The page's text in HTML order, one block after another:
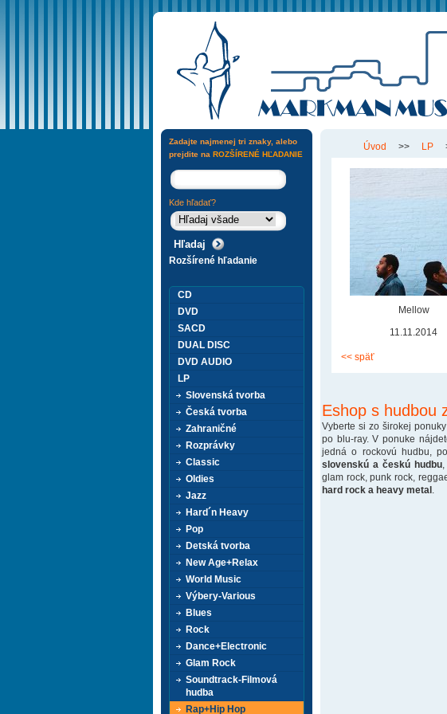
Úvod >> LP
Mellow
11.11.2014
<< späť
Eshop s hudbou
Vyberte si zo širokej
po blu-ray. V ponuke
jedná o rockovú hudbu,
slovenskú a českú hudbu
glam rock, punk rock,
hard rock a heavy metal
Zadajte najmenej tri znaky, alebo
prejdite na ROZŠÍRENÉ HĽADANIE
Kde hľadať?
Rozšírené hľadanie
CD
DVD
SACD
DUAL DISC
DVD AUDIO
LP
Slovenská tvorba
Česká tvorba
Zahraničné
Rozprávky
Classic
Oldies
Jazz
Hard´n Heavy
Pop
Detská tvorba
New Age+Relax
World Music
Výbery-Various
Blues
Rock
Dance+Electronic
Glam Rock
Soundtrack-Filmová
hudba
Rap+Hip Hop